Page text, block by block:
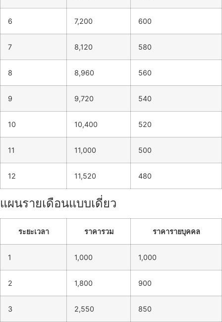
6 7,200 600
7 8,120 580
8 8,960 560
9 9,720 540
10 10,400 520
11 11,000 500
12 11,520 480
แผนรายเดือนแบบเดี่ยว
ระยะเวลา ราคารวม ราคารายบุคคล
1 1,000 1,000
2 1,800 900
3 2,550 850